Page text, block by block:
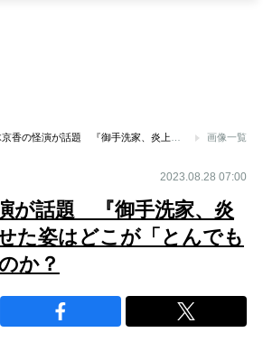
画像一覧
2023.08.28 07:00
が話題 『御手洗家、炎
た姿はどこが「とんでも
か？